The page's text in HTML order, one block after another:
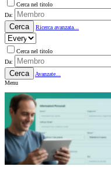
Cerca nel titolo
Da:
Cerca Ricerca avanzata...
Cerca nel titolo
Da:
Cerca
Avanzate...
Menu